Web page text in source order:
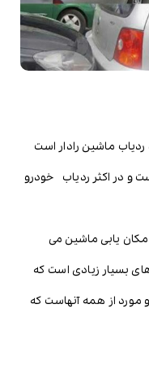
ماشین رادار است
و در اکثر ردیاب خودرو
یابی ماشین می
بسیار زیادی است که
مورد از همه آنهاست که